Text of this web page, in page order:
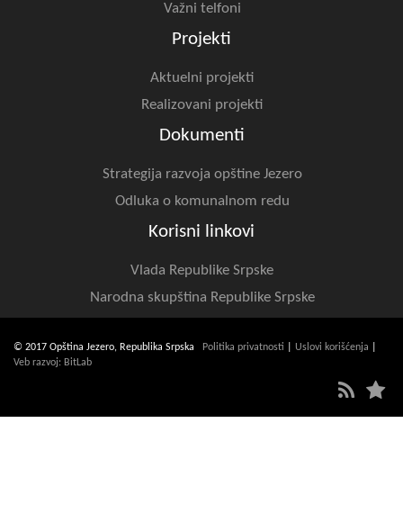
Važni telfoni
Projekti
Aktuelni projekti
Realizovani projekti
Dokumenti
Strategija razvoja opštine Jezero
Odluka o komunalnom redu
Korisni linkovi
Vlada Republike Srpske
Narodna skupština Republike Srpske
© 2017 Opština Jezero, Republika Srpska Politika privatnosti Uslovi korišćenja
Veb razvoj: BitLab